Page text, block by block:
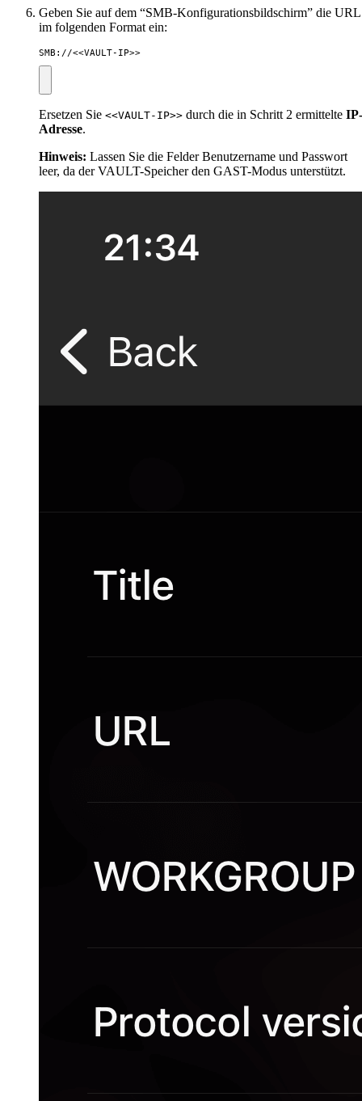
Geben Sie auf dem “SMB-Konfigurationsbildschirm” die URL
im folgenden Format ein:
SMB://<<VAULT-IP>>
Ersetzen Sie <<VAULT-IP>> durch die in Schritt 2 ermittelte IP-
Adresse.
Hinweis: Lassen Sie die Felder Benutzername und Passwort
leer, da der VAULT-Speicher den GAST-Modus unterstützt.